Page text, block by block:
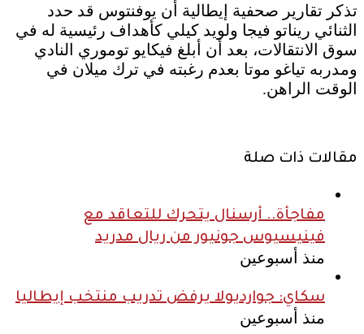
تذكر تقارير صحفية إيطالية أن يوفنتوس قد حدد
الثنائي ريناتو فيجا ولويد كيلي كأهداف رئيسية له في
سوق الانتقالات، بعد أن أبلغ فيكايو توموري النادي
ومدربه تياغو موتا بعدم رغبته في ترك ميلان في
الوقت الراهن.
مقالات ذات صلة
مفاجأة.. أرسنال يتحرك للتعاقد مع
فينيسيوس جونيور من ريال مدريد
منذ أسبوعين
سكاي: جوارديولا يرفض تدريب منتخب إيطاليا
منذ أسبوعين